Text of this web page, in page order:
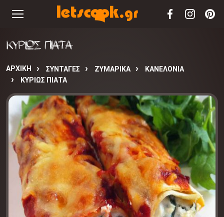
ΚΥΡΙΩΣ ΠΙΑΤΑ
ΑΡΧΙΚΉ ΣΥΝΤΑΓΈΣ ΖΥΜΑΡΙΚΑ
ΚΑΝΕΛΟΝΙΑ
ΚΥΡΙΩΣ ΠΙΑΤΑ